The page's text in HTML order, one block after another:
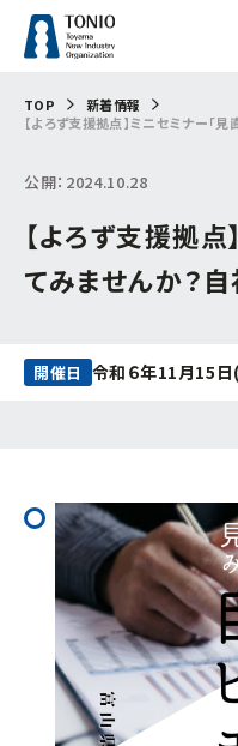
TOP
当機構概要
交通アクセス
支援事例
目的からさがす
補助金・助成金を
創業したい
経営相談したい
新商品・新技術を
販路を拡大したい
組織からさがす
イノベーション推進センター
連携促進課
プロジェクト推進課
ものづくり研究開発セン
補助金 新産業・新技術
起業
グリーン分野研究会
デジタル
デジタル技術 ト
TOP
新着情報
【よろず支援拠点】ミニセミナー「
公開：2024.10.28
【よろず支援拠点
てみませんか？
開催日 令和６年11月15